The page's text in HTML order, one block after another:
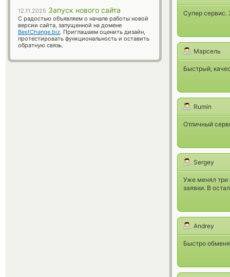
Супер сервис.
Марсель
Быстрый,
Rumin
Отличный
Sergey
Уже менял три
заявки. В
Andrey
Быстро
12.11.2025 Запуск нового сайта
С радостью объявляем о начале работы новой
версии сайта, запущенной на домене
BestChange.biz. Приглашаем оценить дизайн,
протестировать функциональность и оставить
обратную связь.